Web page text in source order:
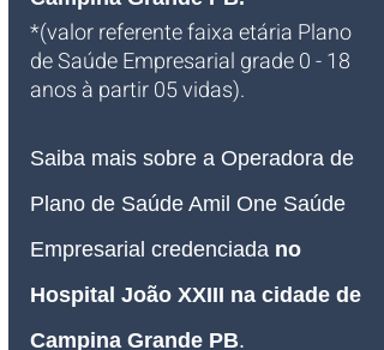
*(valor referente faixa etária Plano
de Saúde Empresarial grade 0 - 18
anos à partir 05 vidas).
Saiba mais sobre a Operadora de
Plano de Saúde Amil One Saúde
Empresarial credenciada no
Hospital João XXIII na cidade de
Campina Grande PB.